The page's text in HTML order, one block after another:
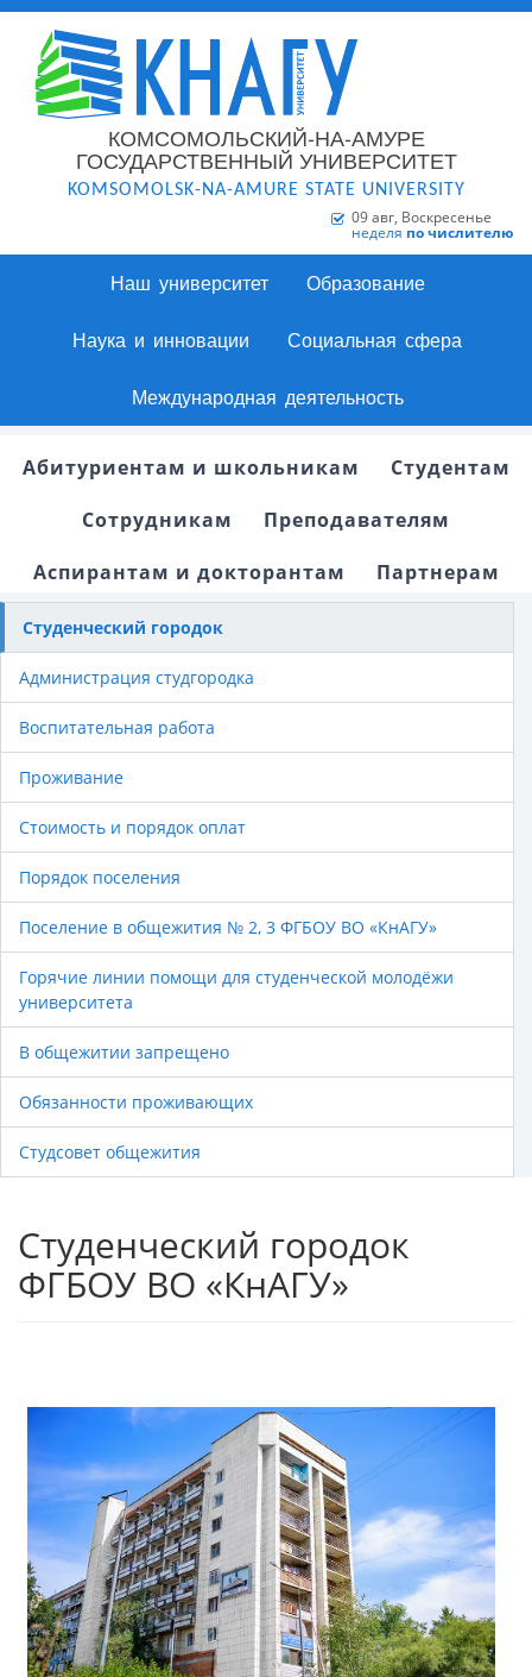
КОМСОМОЛЬСКИЙ-НА-АМУРЕ
ГОСУДАРСТВЕННЫЙ УНИВЕРСИТЕТ
KOMSOMOLSK-NA-AMURE STATE UNIVERSITY
09 авг, Воскресенье
неделя по числителю
Наш университет Образование
Наука и инновации Социальная сфера
Международная деятельность
Абитуриентам и школьникам
Студентам
Сотрудникам
Преподавателям
Аспирантам и докторантам
Партнерам
Студенческий городок
Администрация студгородка
Воспитательная работа
Проживание
Стоимость и порядок оплат
Порядок поселения
Поселение в общежития № 2, 3 ФГБОУ ВО «КнАГУ»
Горячие линии помощи для студенческой молодёжи
университета
В общежитии запрещено
Обязанности проживающих
Студсовет общежития
Студенческий городок
ФГБОУ ВО «КнАГУ»